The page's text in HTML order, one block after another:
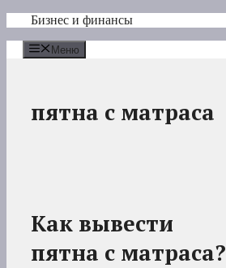
Перейти
содержимому
Бизнес и финансы
Меню
пятна с матраса
Как вывести
пятна с матраса?